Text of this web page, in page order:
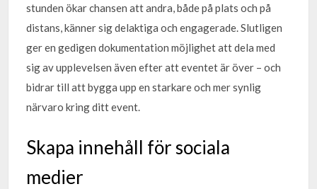
stunden ökar chansen att andra, både på plats och på
distans, känner sig delaktiga och engagerade. Slutligen
ger en gedigen dokumentation möjlighet att dela med
sig av upplevelsen även efter att eventet är över – och
bidrar till att bygga upp en starkare och mer synlig
närvaro kring ditt event.
Skapa innehåll för sociala
medier